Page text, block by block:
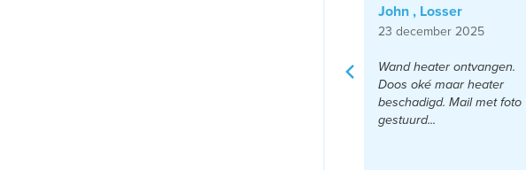
John , Losser
23 december 2025
Wand heater ontvangen.
Doos oké maar heater
beschadigd. Mail met foto
gestuurd...